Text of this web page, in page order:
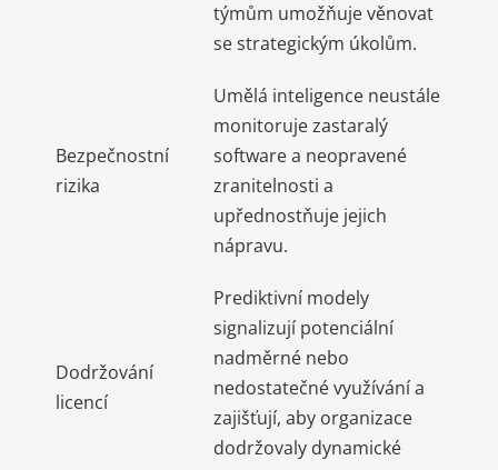
týmům umožňuje věnovat
se strategickým úkolům.
Bezpečnostní
rizika
Umělá inteligence neustále
monitoruje zastaralý
software a neopravené
zranitelnosti a
upřednostňuje jejich
nápravu.
Dodržování
licencí
Prediktivní modely
signalizují potenciální
nadměrné nebo
nedostatečné využívání a
zajišťují, aby organizace
dodržovaly dynamické